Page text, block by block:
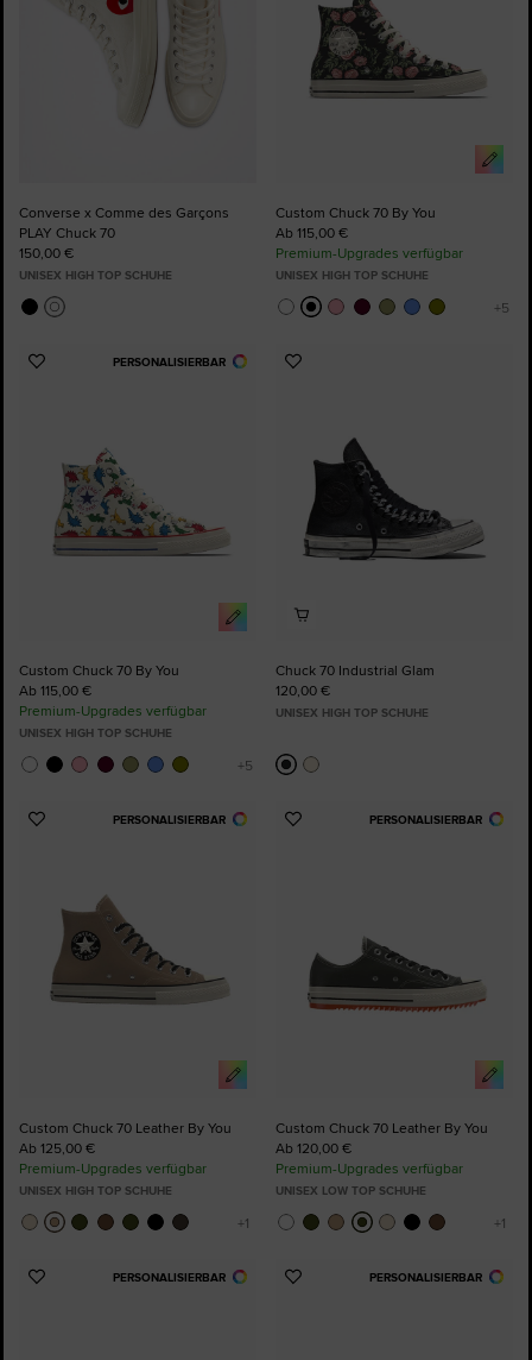
Converse x Comme des Garçons
PLAY Chuck 70
150,00 €
UNISEX HIGH TOP SCHUHE
Custom Chuck 70 By You
Ab 115,00 €
Premium-Upgrades verfügbar
UNISEX HIGH TOP SCHUHE
PERSONALISIERBAR
Zu
Custom Chuck 70 By You
Ab 115,00 €
Premium-Upgrades verfügbar
UNISEX HIGH TOP SCHUHE
Zu
Chuck 70 Industrial Glam
120,00 €
UNISEX HIGH TOP SCHUHE
PERSONALISIERBAR
Zu
Custom Chuck 70 Leather By You
Ab 125,00 €
Premium-Upgrades verfügbar
UNISEX HIGH TOP SCHUHE
PERSONALISIERBAR
Zu
Custom Chuck 70 Leather By You
Ab 120,00 €
Premium-Upgrades verfügbar
UNISEX LOW TOP SCHUHE
PERSONALISIERBAR
Zu
PERSONALISIERBAR
Zu